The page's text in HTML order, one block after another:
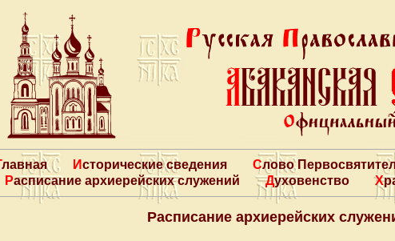
Главная Исторические сведения Слово
Расписание архиерейских служений
Духовенство
Расписание архиерейских